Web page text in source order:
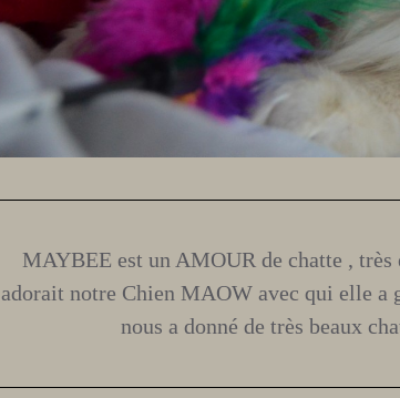
MAYBEE est un AMOUR de chatte ,
adorait notre Chien MAOW avec qui elle a
nous a donné de très beaux